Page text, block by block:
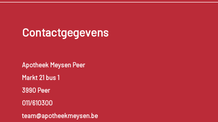
Contactgegevens
Apotheek Meysen Peer
Markt 21 bus 1
3990 Peer
011/610300
team@apotheekmeysen.be